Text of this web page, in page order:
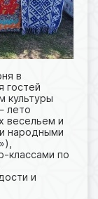
в
гостей
культуры
лето
весельем и
народными
классами по
и